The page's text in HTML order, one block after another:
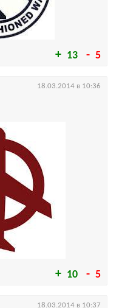
13 5
10 5
18.03.2014 в 10:36
18.03.2014 в 10:37